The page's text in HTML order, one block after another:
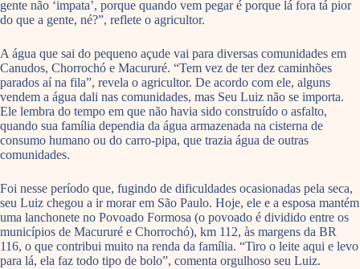
gente não ‘impata’, porque quando vem pegar é porque lá fora tá pior
do que a gente, né?”, reflete o agricultor.
A água que sai do pequeno açude vai para diversas comunidades em
Canudos, Chorrochó e Macururé. “Tem vez de ter dez caminhões
parados aí na fila”, revela o agricultor. De acordo com ele, alguns
vendem a água dali nas comunidades, mas Seu Luiz não se importa.
Ele lembra do tempo em que não havia sido construído o asfalto,
quando sua família dependia da água armazenada na cisterna de
consumo humano ou do carro-pipa, que trazia água de outras
comunidades.
Foi nesse período que, fugindo de dificuldades ocasionadas pela seca,
seu Luiz chegou a ir morar em São Paulo. Hoje, ele e a esposa mantém
uma lanchonete no Povoado Formosa (o povoado é dividido entre os
municípios de Macururé e Chorrochó), km 112, às margens da BR
116, o que contribui muito na renda da família. “Tiro o leite aqui e levo
para lá, ela faz todo tipo de bolo”, comenta orgulhoso seu Luiz.